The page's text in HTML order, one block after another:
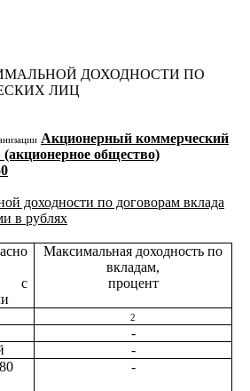
ДОХОДНОСТИ ПО
ЛИЦ
Акционерный коммерческий
общество)
доходности по договорам вклада
в рублях
с
Максимальная доходность по
вкладам,
процент
2
-
-
-